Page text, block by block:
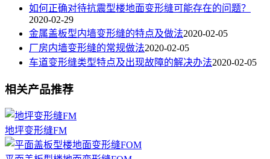
如何正确对待抗震型楼地面变形缝可能存在的问题？
2020-02-29
金属盖板型内墙变形缝的特点及做法2020-02-05
厂房内墙变形缝的常规做法2020-02-05
车道变形缝类型特点及出现故障的解决办法2020-02-05
相关产品推荐
地坪变形缝FM